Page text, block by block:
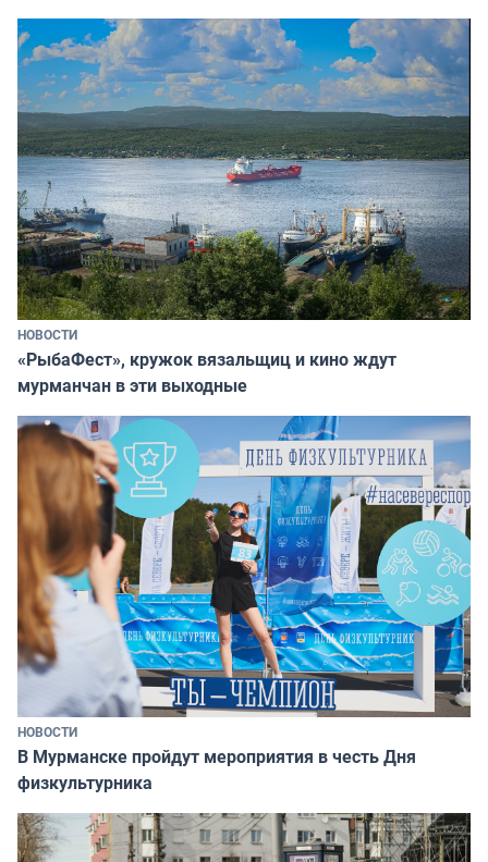
НОВОСТИ
«РыбаФест», кружок вязальщиц и кино ждут
мурманчан в эти выходные
НОВОСТИ
В Мурманске пройдут мероприятия в честь Дня
физкультурника